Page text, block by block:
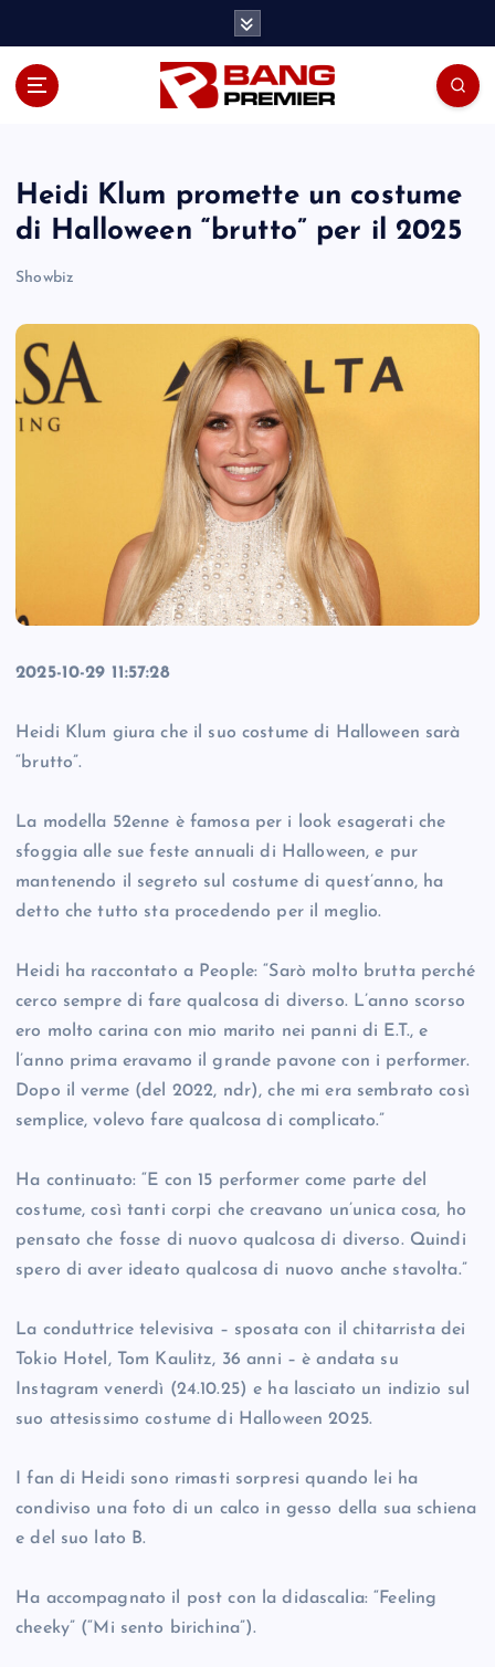
Heidi Klum promette un costume
di Halloween “brutto” per il 2025
Showbiz
2025-10-29 11:57:28
Heidi Klum giura che il suo costume di Halloween sarà
“brutto”.
La modella 52enne è famosa per i look esagerati che
sfoggia alle sue feste annuali di Halloween, e pur
mantenendo il segreto sul costume di quest’anno, ha
detto che tutto sta procedendo per il meglio.
Heidi ha raccontato a People: “Sarò molto brutta perché
cerco sempre di fare qualcosa di diverso. L’anno scorso
ero molto carina con mio marito nei panni di E.T., e
l’anno prima eravamo il grande pavone con i performer.
Dopo il verme (del 2022, ndr), che mi era sembrato così
semplice, volevo fare qualcosa di complicato.”
Ha continuato: “E con 15 performer come parte del
costume, così tanti corpi che creavano un’unica cosa, ho
pensato che fosse di nuovo qualcosa di diverso. Quindi
spero di aver ideato qualcosa di nuovo anche stavolta.”
La conduttrice televisiva – sposata con il chitarrista dei
Tokio Hotel, Tom Kaulitz, 36 anni – è andata su
Instagram venerdì (24.10.25) e ha lasciato un indizio sul
suo attesissimo costume di Halloween 2025.
I fan di Heidi sono rimasti sorpresi quando lei ha
condiviso una foto di un calco in gesso della sua schiena
e del suo lato B.
Ha accompagnato il post con la didascalia: “Feeling
cheeky” (“Mi sento birichina”).